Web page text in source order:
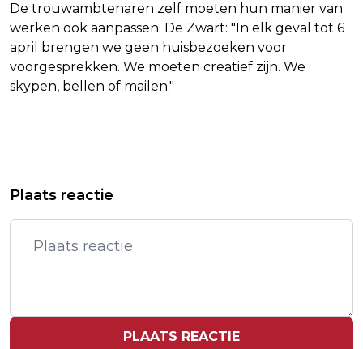
De trouwambtenaren zelf moeten hun manier van
werken ook aanpassen. De Zwart: "In elk geval tot 6
april brengen we geen huisbezoeken voor
voorgesprekken. We moeten creatief zijn. We
skypen, bellen of mailen."
STILGELEGD
BLIJF FIT EN GA THUIS SPORTEN
Plaats reactie
PLAATS REACTIE